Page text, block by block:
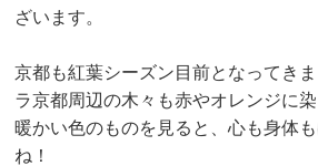
ざいます。
京都も紅葉シーズン目前となってき
ラ京都周辺の木々も赤やオレンジに染
暖かい色のものを見ると、心も身体
ね！